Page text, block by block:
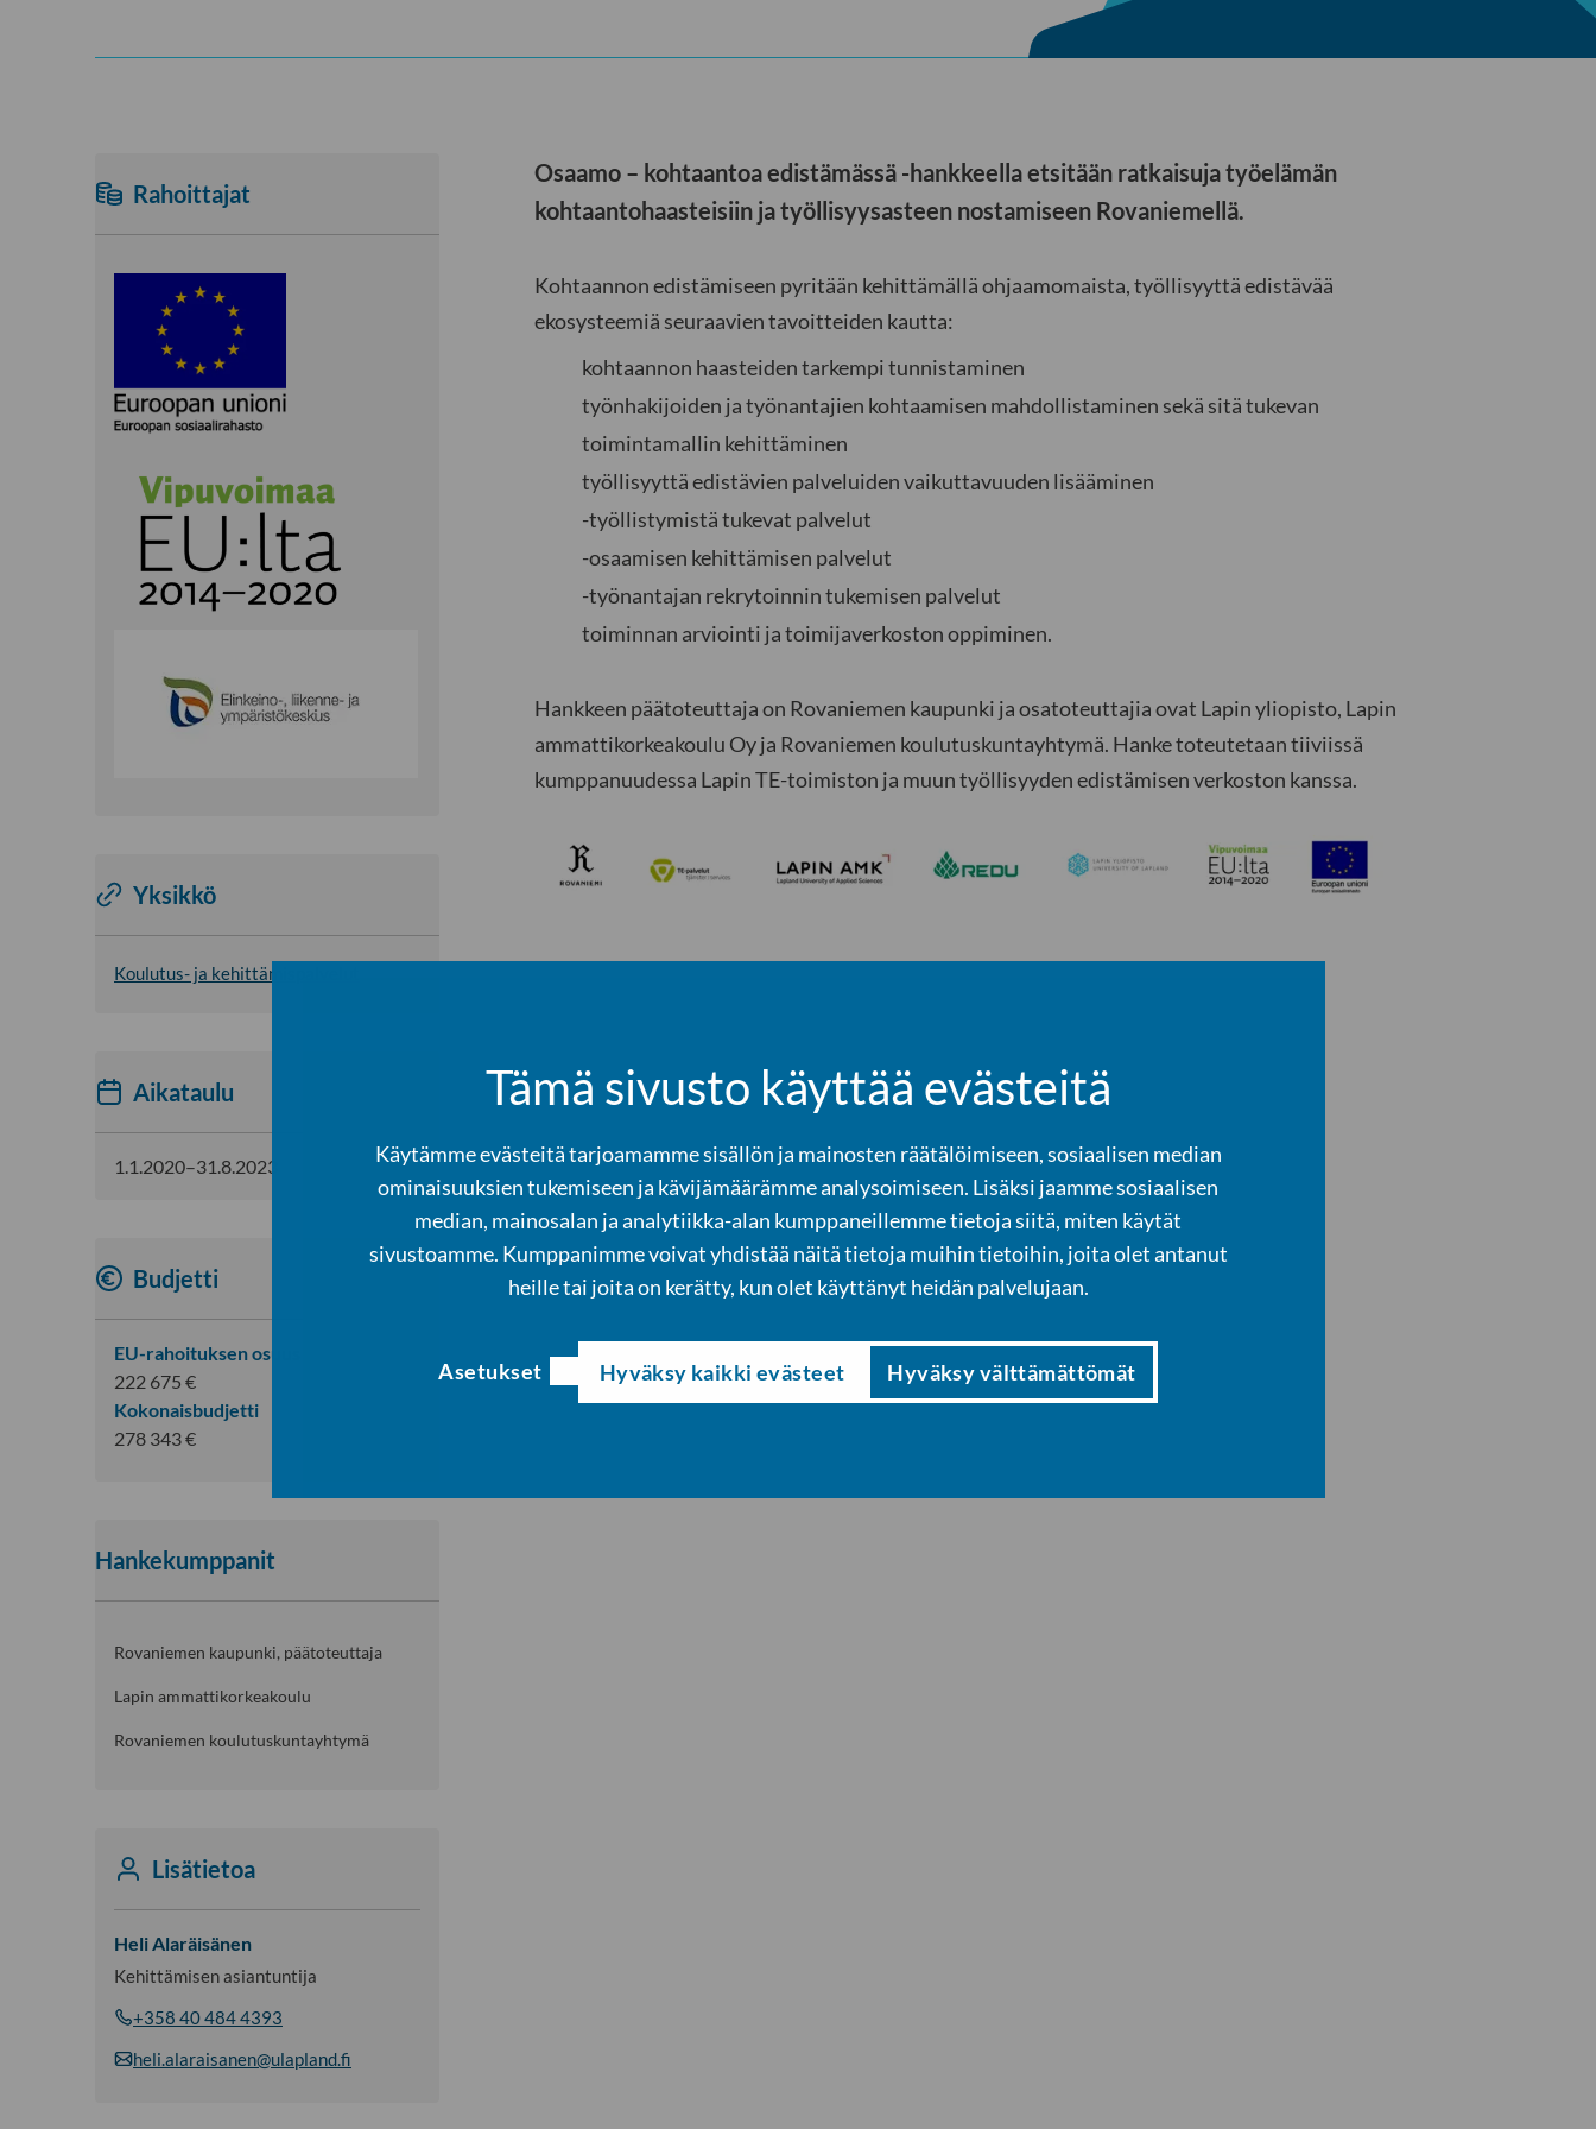
Tämä sivusto käyttää evästeitä
Käytämme evästeitä tarjoamamme sisällön ja mainosten räätälöimiseen, sosiaalisen median
ominaisuuksien tukemiseen ja kävijämäärämme analysoimiseen. Lisäksi jaamme sosiaalisen
median, mainosalan ja analytiikka-alan kumppaneillemme tietoja siitä, miten käytät
sivustoamme. Kumppanimme voivat yhdistää näitä tietoja muihin tietoihin, joita olet antanut
heille tai joita on kerätty, kun olet käyttänyt heidän palvelujaan.
Hyväksy välttämättömät
Hyväksy kaikki evästeet
Asetukset
Rahoittajat
Yksikkö
Koulutus- ja kehittämispalvelut
Aikataulu
1.1.2020–31.8.2023
Budjetti
EU-rahoituksen osuus
222 675 €
Kokonaisbudjetti
278 343 €
Hankekumppanit
Rovaniemen kaupunki, päätoteuttaja
Lapin ammattikorkeakoulu
Rovaniemen koulutuskuntayhtymä
Lisätietoa
Heli Alaräisänen
Kehittämisen asiantuntija
+358 40 484 4393
heli.alaraisanen@ulapland.fi
Osaamo – kohtaantoa edistämässä -hankkeella etsitään ratkaisuja työelämän
kohtaantohaasteisiin ja työllisyysasteen nostamiseen Rovaniemellä.
Kohtaannon edistämiseen pyritään kehittämällä ohjaamomaista, työllisyyttä edistävää
ekosysteemiä seuraavien tavoitteiden kautta:
kohtaannon haasteiden tarkempi tunnistaminen
työnhakijoiden ja työnantajien kohtaamisen mahdollistaminen sekä sitä tukevan
toimintamallin kehittäminen
työllisyyttä edistävien palveluiden vaikuttavuuden lisääminen
-työllistymistä tukevat palvelut
-osaamisen kehittämisen palvelut
-työnantajan rekrytoinnin tukemisen palvelut
toiminnan arviointi ja toimijaverkoston oppiminen.
Hankkeen päätoteuttaja on Rovaniemen kaupunki ja osatoteuttajia ovat Lapin yliopisto, Lapin
ammattikorkeakoulu Oy ja Rovaniemen koulutuskuntayhtymä. Hanke toteutetaan tiiviissä
kumppanuudessa Lapin TE-toimiston ja muun työllisyyden edistämisen verkoston kanssa.